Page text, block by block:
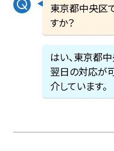
東京都中央区
すか？
はい、東京都
翌日の対応が
介しています。